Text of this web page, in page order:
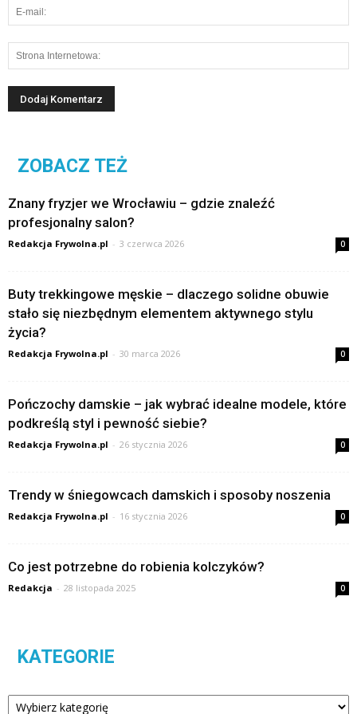
ZOBACZ TEŻ
Znany fryzjer we Wrocławiu – gdzie znaleźć
profesjonalny salon?
Redakcja Frywolna.pl - 3 czerwca 2026 0
Buty trekkingowe męskie – dlaczego solidne obuwie
stało się niezbędnym elementem aktywnego stylu
życia?
Redakcja Frywolna.pl - 30 marca 2026 0
Pończochy damskie – jak wybrać idealne modele, które
podkreślą styl i pewność siebie?
Redakcja Frywolna.pl - 26 stycznia 2026 0
Trendy w śniegowcach damskich i sposoby noszenia
Redakcja Frywolna.pl - 16 stycznia 2026 0
Co jest potrzebne do robienia kolczyków?
Redakcja - 28 listopada 2025 0
KATEGORIE
Kategorie